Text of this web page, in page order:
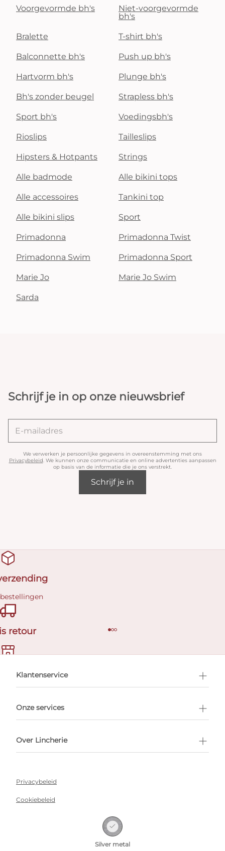
Silver metal
Voorgevormde bh's
Niet-voorgevormde
bh's
Bralette T-shirt bh's
Balconnette bh's Push up bh's
Hartvorm bh's Plunge bh's
Bh's zonder beugel Strapless bh's
Sport bh's Voedingsbh's
Rioslips Tailleslips
Hipsters & Hotpants Strings
Alle badmode Alle bikini tops
Alle accessoires Tankini top
Alle bikini slips Sport
Primadonna Primadonna Twist
Primadonna Swim Primadonna Sport
Marie Jo Marie Jo Swim
Sarda
Schrijf je in op onze nieuwsbrief
We verwerken je persoonlijke gegevens in overeenstemming met ons
Privacybeleid. We kunnen onze communicatie en online advertenties aanpassen
op basis van de informatie die je ons verstrekt.
Schrijf je in
retour
afspraak
Klantenservice
Onze services
Over Lincherie
Privacybeleid
Cookiebeleid
Lincherie 2026 Alle rechten voorbehouden